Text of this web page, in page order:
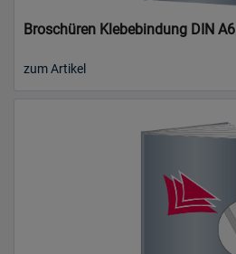
Broschüren Klebebindung DIN A6
zum Artikel